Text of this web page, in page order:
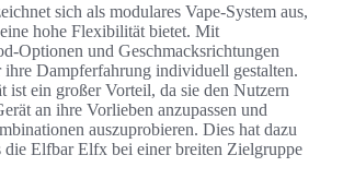
sich als modulares Vape-System aus,
hohe Flexibilität bietet. Mit
Optionen und Geschmacksrichtungen
ihre Dampferfahrung individuell gestalten.
ist ein großer Vorteil, da sie den Nutzern
an ihre Vorlieben anzupassen und
auszuprobieren. Dies hat dazu
die Elfbar Elfx bei einer breiten Zielgruppe